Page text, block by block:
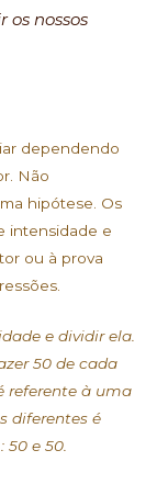
os nossos
dependendo
Não
hipótese. Os
intensidade e
ou à prova
e dividir ela.
50 de cada
referente à uma
diferentes é
50 e 50.